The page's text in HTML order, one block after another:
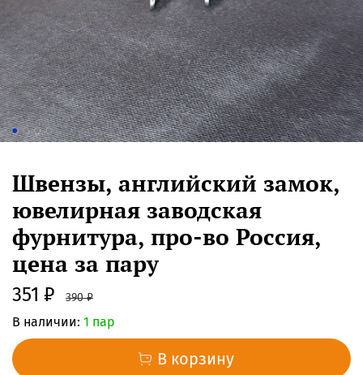
Швензы, английский замок,
ювелирная заводская
фурнитура, про-во Россия,
цена за пару
351 ₽ 390 ₽
В наличии: 1 пар
В корзину